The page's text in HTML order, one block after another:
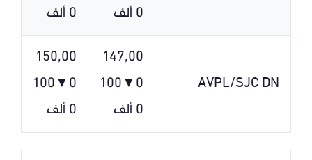
0 ألف
0 ألف
AVPL/SJC DN
147,00
0▼100
0 ألف
150,00
0▼100
0 ألف